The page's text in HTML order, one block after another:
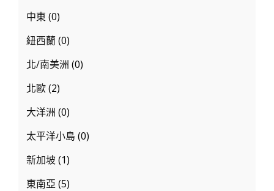
中東 (0)
紐西蘭(0)
北/南美洲 (0)
北歐(2)
大洋洲 (0)
太平洋小島(0)
新加坡(1)
東南亞 (5)